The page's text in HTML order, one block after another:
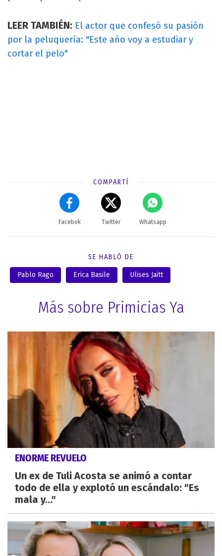
LEER TAMBIÉN: El actor que confesó su pasión
por la peluquería: "Este año voy a estudiar y
cortar el pelo"
COMPARTÍ
Facebok Twitter Whatsapp
SE HABLÓ DE
Pablo Rago Erica Basile Ulises Jaitt
Más sobre Primicias Ya
ENORME REVUELO
Un ex de Tuli Acosta se animó a contar
todo de ella y explotó un escándalo: "Es
mala y..."